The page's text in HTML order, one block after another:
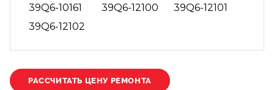
39Q6-10161
39Q6-12100
39Q6-12101
39Q6-12102